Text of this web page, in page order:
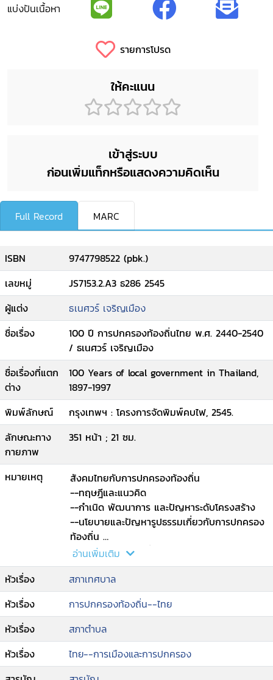
แบ่งปันเนื้อหา
รายการโปรด
ให้คะแนน
เข้าสู่ระบบ
ก่อนเพิ่มแท็กหรือแสดงความคิดเห็น
Full Record MARC
ISBN
9747798522 (pbk.)
เลขหมู่
JS7153.2.A3 ธ286 2545
ผู้แต่ง
ธเนศวร์ เจริญเมือง
ชื่อเรื่อง
100 ปี การปกครองท้องถิ่นไทย พ.ศ. 2440-2540
/ ธเนศวร์ เจริญเมือง
ชื่อเรื่องที่แตก
ต่าง
100 Years of local government in Thailand,
1897-1997
พิมพ์ลักษณ์
กรุงเทพฯ : โครงการจัดพิมพ์คบไฟ, 2545.
ลักษณะทาง
กายภาพ
351 หน้า ; 21 ซม.
หมายเหตุ
สังคมไทยกับการปกครองท้องถิ่น
--ทฤษฎีและแนวคิด
--กำเนิด พัฒนาการ และปัญหาระดับโครงสร้าง
--นโยบายและปัญหารูปธรรมเกี่ยวกับการปกครอง
ท้องถิ่น
--การปกครองท้องถิ่นไทยในทศวรรษหน้า.
อ่านเพิ่มเติม
หัวเรื่อง
สภาเทศบาล
หัวเรื่อง
การปกครองท้องถิ่น--ไทย
หัวเรื่อง
สภาตำบล
หัวเรื่อง
ไทย--การเมืองและการปกครอง